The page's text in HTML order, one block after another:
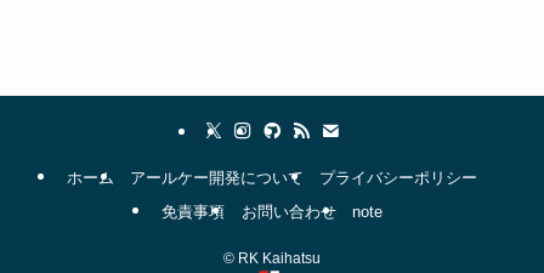
ホーム アールケー開発について
プライバシーポリシー
免責事項
お問い合わせ note
© RK Kaihatsu